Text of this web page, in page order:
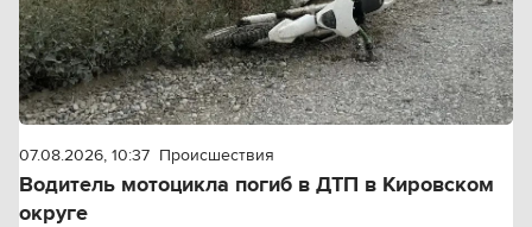
07.08.2026, 10:37 Происшествия
Водитель мотоцикла погиб в ДТП в Кировском
округе